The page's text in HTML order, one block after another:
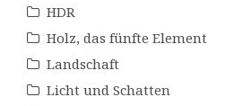
HDR
Holz, das fünfte Element
Landschaft
Licht und Schatten